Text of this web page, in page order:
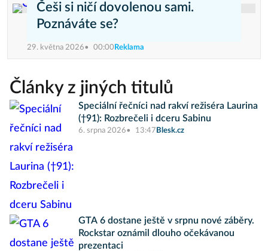
Češi si ničí dovolenou sami.
Poznáváte se?
29. května 2026 00:00 Reklama
Články z jiných titulů
Speciální řečníci nad rakví režiséra Laurina
(†91): Rozbrečeli i dceru Sabinu
6. srpna 2026 13:47 Blesk.cz
GTA 6 dostane ještě v srpnu nové záběry.
Rockstar oznámil dlouho očekávanou
prezentaci